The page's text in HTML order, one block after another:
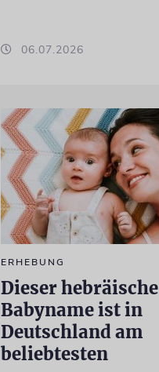
06.07.2026
ERHEBUNG
Dieser hebräische
Babyname ist in
Deutschland am
beliebtesten